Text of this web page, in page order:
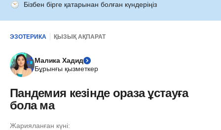
Бізбен бірге қатарынан болған күндеріңіз
ЭЗОТЕРИКА ҚЫЗЫҚ АҚПАРАТ
Малика Хадид
Бұрынғы қызметкер
Пандемия кезінде ораза ұстауға
бола ма
Жарияланған күні: